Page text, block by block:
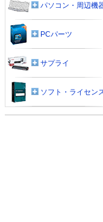
パソコン・周辺機
PCパーツ
サプライ
ソフト・ライセン